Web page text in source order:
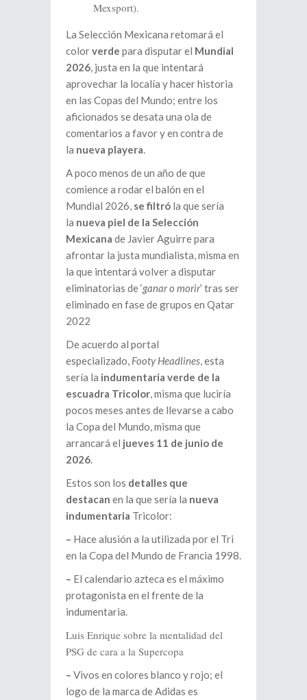
Mexsport).
La Selección Mexicana retomará el
colorverde para disputar el Mundial
2026, justa en la que intentará
aprovechar la localía y hacer historia
en las Copas del Mundo; entre los
aficionados se desata una ola de
comentarios a favor y en contra de
la nueva playera.
A poco menos de un año de que
comience a rodar el balón en el
Mundial 2026, se filtró la que sería
la nueva piel de la Selección
Mexicana de Javier Aguirre para
afrontar la justa mundialista, misma en
la que intentará volver a disputar
eliminatorias de ‘ganar o morir’ tras ser
eliminado en fase de grupos en Qatar
2022
De acuerdo al portal
especializado, Footy Headlines, esta
sería la indumentaria verde de la
escuadra Tricolor, misma que luciría
pocos meses antes de llevarse a cabo
la Copa del Mundo, misma que
arrancará el jueves 11 de junio de
2026.
Estos son los detalles que
destacan en la que sería la nueva
indumentaria Tricolor:
– Hace alusión a la utilizada por el Tri
en la Copa del Mundo de Francia 1998.
– El calendario azteca es el máximo
protagonista en el frente de la
indumentaria.
Luis Enrique sobre la mentalidad del
PSG de cara a la Supercopa
– Vivos en colores blanco y rojo; el
logo de la marca de Adidas es